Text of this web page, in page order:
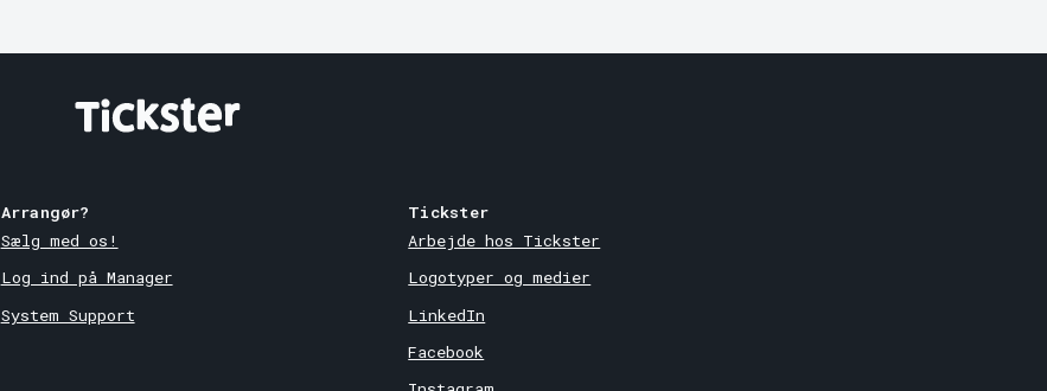
Arrangør?
Sælg med os!
Log ind på Manager
System Support
Tickster
Arbejde hos Tickster
Logotyper og medier
LinkedIn
Facebook